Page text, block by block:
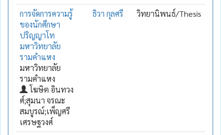
การจัดการความรู้
ของนักศึกษา
ปริญญาโท
มหาวิทยาลัย
รามคำแหง
มหาวิทยาลัย
รามคำแหง
โฆษิต อินทวง
ศ์;สุมนา จรณะ
สมบูรณ์;เพ็ญศรี
เศรษฐวงศ์
ธิวา กุลศรี วิทยานิพนธ์/Thesis